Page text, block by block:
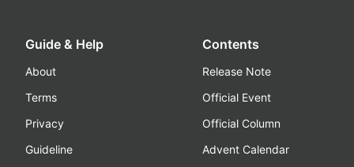
Guide & Help
About
Terms
Privacy
Guideline
Contents
Release Note
Official Event
Official Column
Advent Calendar